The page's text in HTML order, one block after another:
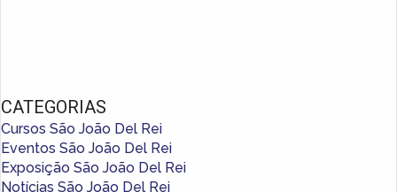
CATEGORIAS
Cursos São João Del Rei
Eventos São João Del Rei
Exposição São João Del Rei
Notícias São João Del Rei